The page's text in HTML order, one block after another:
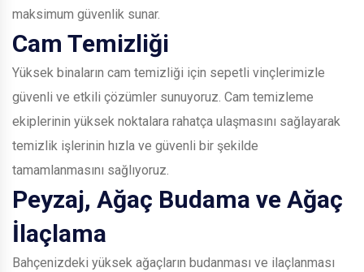
maksimum güvenlik sunar.
Cam Temizliği
Yüksek binaların cam temizliği için sepetli vinçlerimizle
güvenli ve etkili çözümler sunuyoruz. Cam temizleme
ekiplerinin yüksek noktalara rahatça ulaşmasını sağlayarak
temizlik işlerinin hızla ve güvenli bir şekilde
tamamlanmasını sağlıyoruz.
Peyzaj, Ağaç Budama ve Ağaç
İlaçlama
Bahçenizdeki yüksek ağaçların budanması ve ilaçlanması